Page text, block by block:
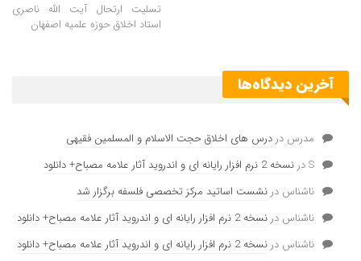
تسلیت ارتحال آیت الله ناصری
استاد اخلاق حوزه علمیه اصفهان
آخرین دیدگاه‌ها
مدرس در درس های اخلاق حجت الاسلام و المسلمین فقیهی
Sدر نسخه 2 نرم افزار رایانه ای و اندروید آثار علامه مصباح+ دانلود
ناشناس در نشست اساتید مرکز تخصصی فلسفه برگزار شد
ناشناس در نسخه 2 نرم افزار رایانه ای و اندروید آثار علامه مصباح+ دانلود
ناشناس در نسخه 2 نرم افزار رایانه ای و اندروید آثار علامه مصباح+ دانلود